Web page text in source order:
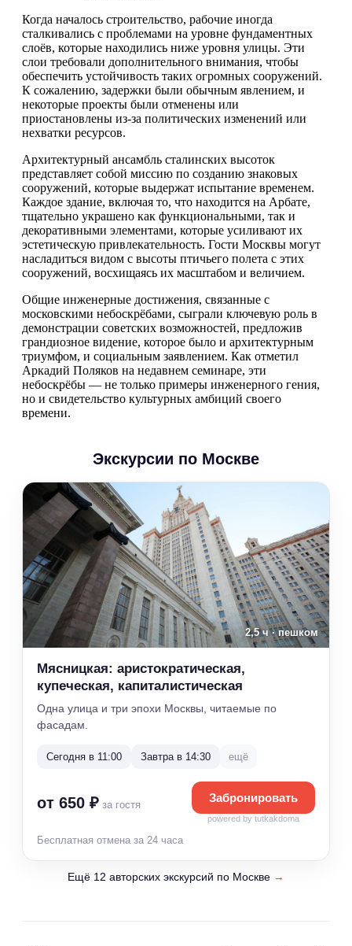
Когда началось строительство, рабочие иногда
сталкивались с проблемами на уровне фундаментных
слоёв, которые находились ниже уровня улицы. Эти
слои требовали дополнительного внимания, чтобы
обеспечить устойчивость таких огромных сооружений.
К сожалению, задержки были обычным явлением, и
некоторые проекты были отменены или
приостановлены из-за политических изменений или
нехватки ресурсов.
Архитектурный ансамбль сталинских высоток
представляет собой миссию по созданию знаковых
сооружений, которые выдержат испытание временем.
Каждое здание, включая то, что находится на Арбате,
тщательно украшено как функциональными, так и
декоративными элементами, которые усиливают их
эстетическую привлекательность. Гости Москвы могут
насладиться видом с высоты птичьего полета с этих
сооружений, восхищаясь их масштабом и величием.
Общие инженерные достижения, связанные с
московскими небоскрёбами, сыграли ключевую роль в
демонстрации советских возможностей, предложив
грандиозное видение, которое было и архитектурным
триумфом, и социальным заявлением. Как отметил
Аркадий Поляков на недавнем семинаре, эти
небоскрёбы — не только примеры инженерного гения,
но и свидетельство культурных амбиций своего
времени.
Экскурсии по Москве
2,5 ч · пешком
Мясницкая: аристократическая,
купеческая, капиталистическая
Одна улица и три эпохи Москвы, читаемые по
фасадам.
Сегодня в 11:00 Завтра в 14:30 ещё
от 650 ₽ за гостя
Забронировать
powered by tutkakdoma
Бесплатная отмена за 24 часа
Ещё 12 авторских экскурсий по Москве →